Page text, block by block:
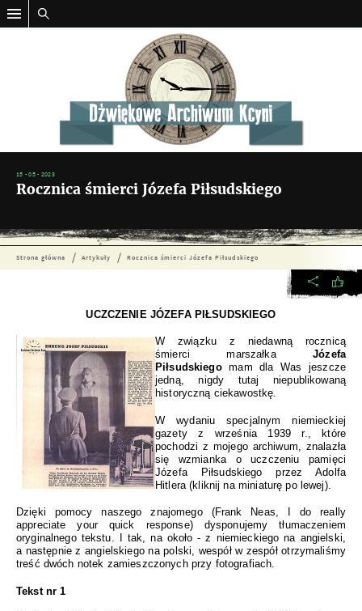
15 - 05 - 2023
Rocznica śmierci Józefa Piłsudskiego
Strona główna Artykuły Rocznica śmierci Józefa Piłsudskiego
UCZCZENIE JÓZEFA PIŁSUDSKIEGO
W związku z niedawną rocznicą
śmierci marszałkaJózefa
Piłsudskiegomam dla Was jeszcze
jedną, nigdy tutaj niepublikowaną
historyczną ciekawostkę.
W wydaniu specjalnym niemieckiej
gazety z września 1939 r., które
pochodzi z mojego archiwum, znalazła
się wzmianka o uczczeniu pamięci
Józefa Piłsudskiego przez Adolfa
Hitlera (kliknij na miniaturę po lewej).
Dzięki pomocy naszego znajomego (Frank Neas, I do really
appreciate your quick response) dysponujemy tłumaczeniem
oryginalnego tekstu. I tak, na około - z niemieckiego na angielski,
a następnie z angielskiego na polski, wespół w zespół otrzymaliśmy
treść dwóch notek zamieszczonych przy fotografiach.
Tekst nr 1